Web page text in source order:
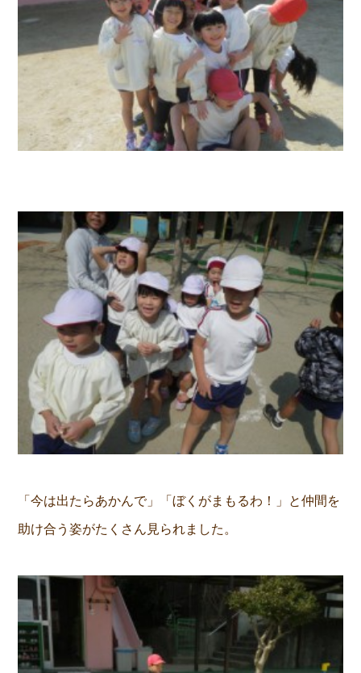
「今は出たらあかんで」「ぼくがまもるわ！」と仲間を
助け合う姿がたくさん見られました。